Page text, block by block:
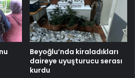
Beyoğlu’nda kiraladıkları
daireye uyuşturucu serası
kurdu